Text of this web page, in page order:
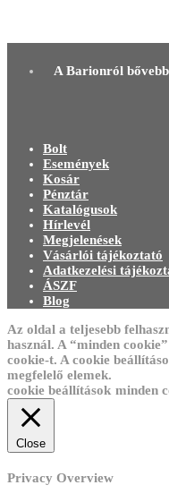
A Barionról
Bolt
Események
Kosár
Pénztár
Katalógusok
Hírlevél
Megjelenések
Vásárlói tájékoztató
Adatkezelési
ÁSZF
Blog
Az oldal a teljesebb
használ. A “minden
cookie-t. A cookie
megfelelő elemek.
cookie beállítások minden
Close
Privacy Overview